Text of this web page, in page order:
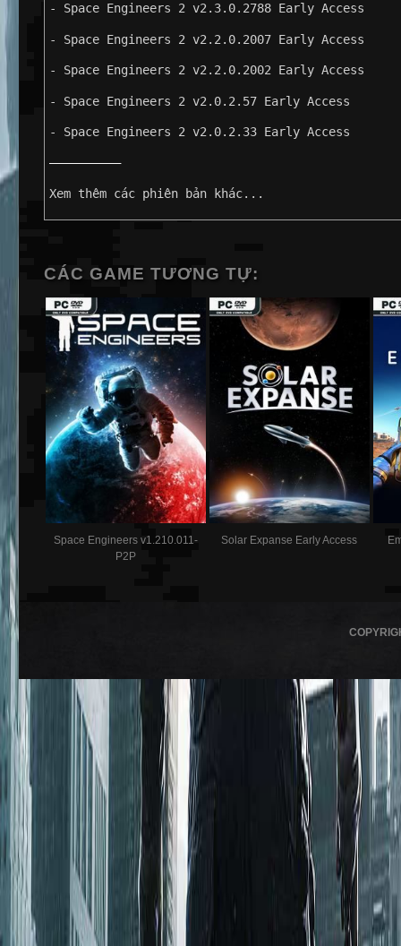
- Space Engineers 2 v2.3.0.2788 Early Access
- Space Engineers 2 v2.2.0.2007 Early Access
- Space Engineers 2 v2.2.0.2002 Early Access
- Space Engineers 2 v2.0.2.57 Early Access
- Space Engineers 2 v2.0.2.33 Early Access
——————————
Xem thêm các phiên bản khác...
CÁC GAME TƯƠNG TỰ:
Space Engineers v1.210.011-
P2P
Solar Expanse Early Access